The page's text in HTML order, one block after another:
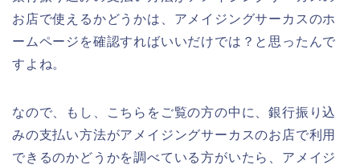
お店で使えるかどうかは、アメイジングサーカスのホ
ームページを確認すればいいだけでは？と思ったんで
すよね。
なので、もし、こちらをご覧の方の中に、銀行振り込
みの支払い方法がアメイジングサーカスのお店で利用
できるのかどうかを調べている方がいたら、アメイジ